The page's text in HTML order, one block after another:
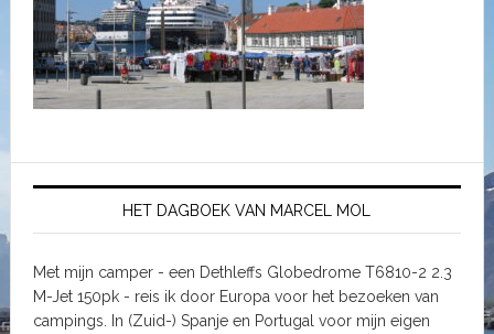
HET DAGBOEK VAN MARCEL MOL
Met mijn camper - een Dethleffs Globedrome T6810-2 2.3
M-Jet 150pk - reis ik door Europa voor het bezoeken van
campings. In (Zuid-) Spanje en Portugal voor mijn eigen